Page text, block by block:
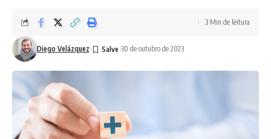
Diego Velázquez 30 de outubro de 2023
3 Min de leitura